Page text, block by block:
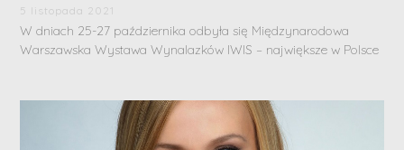
5 listopada 2021
W dniach 25-27 października odbyła się Międzynarodowa
Warszawska Wystawa Wynalazków IWIS – największe w Polsce